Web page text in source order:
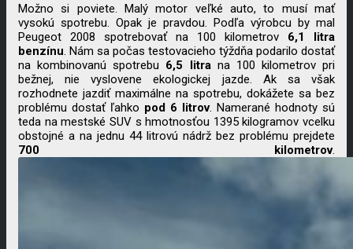
Možno si poviete. Malý motor veľké auto, to musí mať
vysokú spotrebu. Opak je pravdou. Podľa výrobcu by mal
Peugeot 2008 spotrebovať na 100 kilometrov 6,1 litra
benzínu. Nám sa počas testovacieho týždňa podarilo dostať
na kombinovanú spotrebu 6,5 litrana 100 kilometrov pri
bežnej, nie vyslovene ekologickej jazde. Ak sa však
rozhodnete jazdiť maximálne na spotrebu, dokážete sa bez
problému dostať ľahko pod 6 litrov. Namerané hodnoty sú
teda na mestské SUV s hmotnosťou 1395 kilogramov vcelku
obstojné a na jednu 44 litrovú nádrž bez problému prejdete
700 kilometrov.